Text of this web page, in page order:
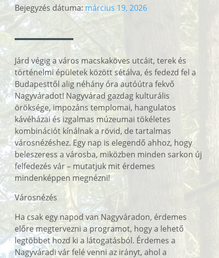
Bejegyzés dátuma:március 19, 2026
Járd végig a város macskaköves utcáit, terek és
történelmi épületek között sétálva, és fedezd fel a
Budapesttől alig néhány óra autóútra fekvő
Nagyváradot! Nagyvárad gazdag kulturális
öröksége, impozáns templomai, hangulatos
kávéházai és izgalmas múzeumai tökéletes
kombinációt kínálnak a rövid, de tartalmas
városnézéshez. Egy nap is elegendő ahhoz, hogy
beleszeress a városba, miközben minden sarkon új
felfedezés vár – mutatjuk mit érdemes
mindenképpen megnézni!
Városnézés
Ha csak egy napod van Nagyváradon, érdemes
előre megtervezni a programot, hogy a lehető
legtöbbet hozd ki a látogatásból. Érdemes a
Nagyváradi vár felé venni az irányt, ahol a